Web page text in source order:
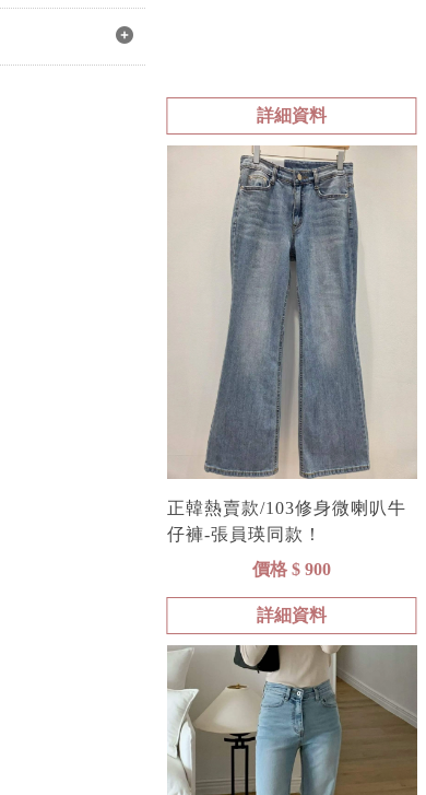
詳細資料
正韓熱賣款/103修身微喇叭牛
仔褲-張員瑛同款！
價格 $ 900
詳細資料